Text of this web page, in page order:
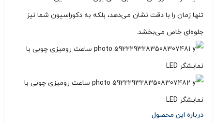
تنها زمان را با دقت نشان می‌دهد، بلکه به دکوراسیون شما نیز
جلوه‌ای خاص می‌بخشد.
درباره این محصول